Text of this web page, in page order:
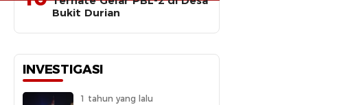
Bukit Durian
INVESTIGASI
1 tahun yang lalu